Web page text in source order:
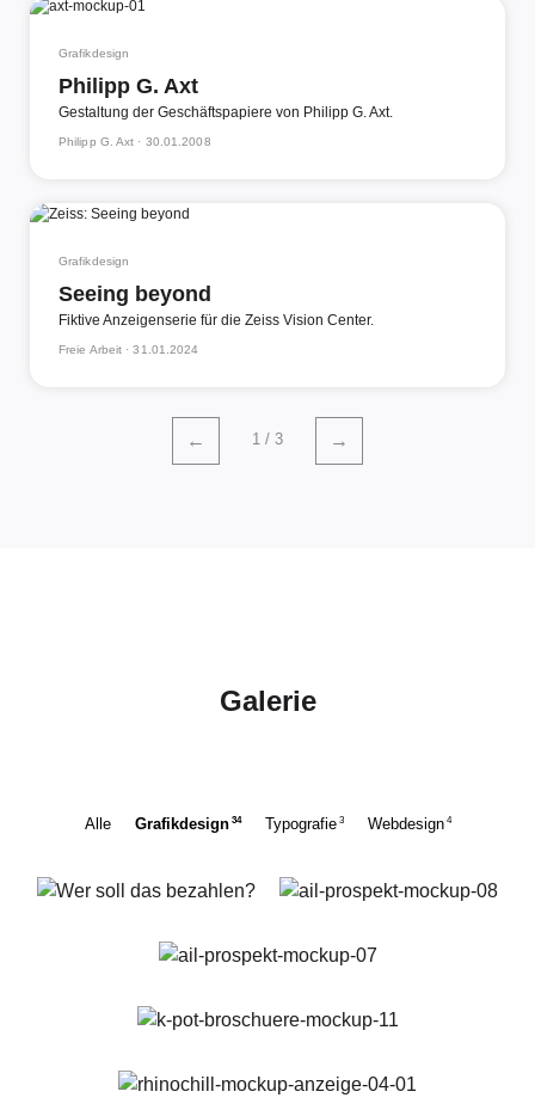
Grafikdesign
Philipp G. Axt
Gestaltung der Geschäftspapiere von Philipp G. Axt.
Philipp G. Axt · 30.01.2008
Grafikdesign
Seeing beyond
Fiktive Anzeigenserie für die Zeiss Vision Center.
Freie Arbeit ·31.01.2024
← 1 / 3 →
Galerie
Alle Grafikdesign 34 Typografie 3 Webdesign 4